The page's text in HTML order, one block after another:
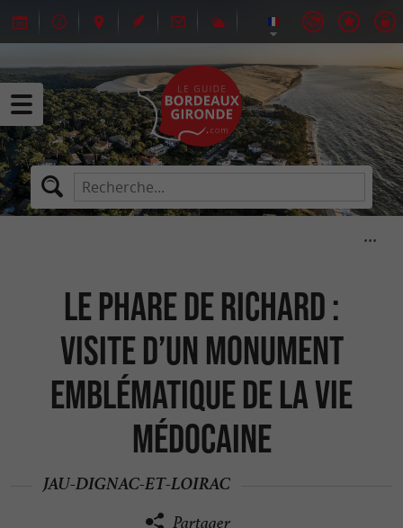
Le Phare de Richard :
Visite d’un monument
emblématique de la vie
Médocaine
JAU-DIGNAC-ET-LOIRAC
Partager